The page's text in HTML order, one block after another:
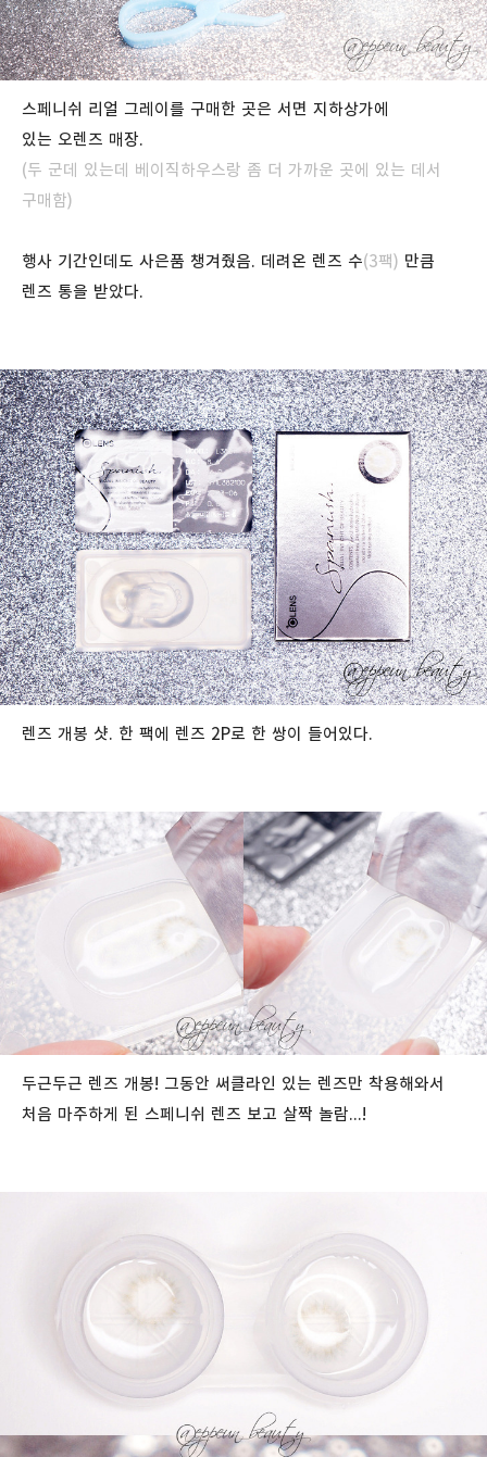
스페니쉬 리얼 그레이를 구매한 곳은 서면 지하상가에
있는 오렌즈 매장.
(두 군데 있는데 베이직하우스랑 좀 더 가까운 곳에 있는 데서
구매함)
행사 기간인데도 사은품 챙겨줬음. 데려온 렌즈 수(3팩) 만큼
렌즈 통을 받았다.
렌즈 개봉 샷. 한 팩에 렌즈 2P로 한 쌍이 들어있다.
두근두근 렌즈 개봉! 그동안 써클라인 있는 렌즈만 착용해와서
처음 마주하게 된 스페니쉬 렌즈 보고 살짝 놀람...!